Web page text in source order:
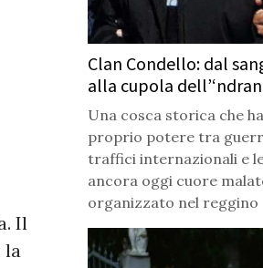
Il
Clan Condello: dal
alla cupola
Una cosca storica che
proprio potere tra
traffici internazionali e
ancora oggi cuore
organizzato nel reggino